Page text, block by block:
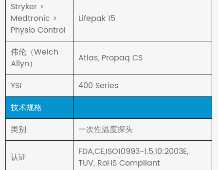
Stryker >
Medtronic >
Physio Control
Lifepak 15
伟伦（Welch
Allyn）
Atlas, Propaq CS
YSI
400 Series
技术规格
类别
一次性温度探头
认证
FDA,CE,ISO10993-1.5,10:2003E,
TUV, RoHS Compliant